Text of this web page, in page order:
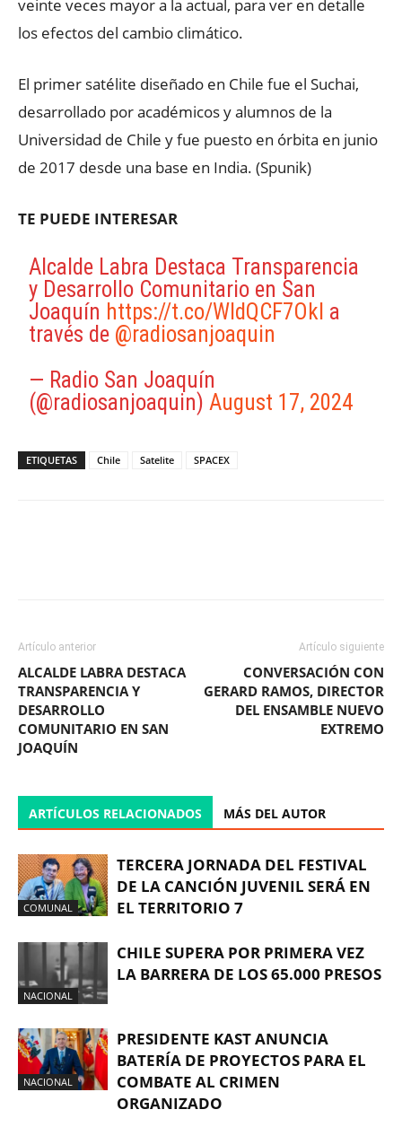
veinte veces mayor a la actual, para ver en detalle
los efectos del cambio climático.
El primer satélite diseñado en Chile fue el Suchai,
desarrollado por académicos y alumnos de la
Universidad de Chile y fue puesto en órbita en junio
de 2017 desde una base en India. (Spunik)
TE PUEDE INTERESAR
Alcalde Labra Destaca Transparencia
y Desarrollo Comunitario en San
Joaquín https://t.co/WldQCF7OkI a
través de @radiosanjoaquin
— Radio San Joaquín
(@radiosanjoaquin)August 17, 2024
ETIQUETAS Chile Satelite SPACEX
Artículo anterior
ALCALDE LABRA DESTACA
TRANSPARENCIA Y
DESARROLLO
COMUNITARIO EN SAN
JOAQUÍN
Artículo siguiente
CONVERSACIÓN CON
GERARD RAMOS, DIRECTOR
DEL ENSAMBLE NUEVO
EXTREMO
ARTÍCULOS RELACIONADOS MÁS DEL AUTOR
COMUNAL
TERCERA JORNADA DEL FESTIVAL
DE LA CANCIÓN JUVENIL SERÁ EN
EL TERRITORIO 7
NACIONAL
CHILE SUPERA POR PRIMERA VEZ
LA BARRERA DE LOS 65.000 PRESOS
NACIONAL
PRESIDENTE KAST ANUNCIA
BATERÍA DE PROYECTOS PARA EL
COMBATE AL CRIMEN
ORGANIZADO